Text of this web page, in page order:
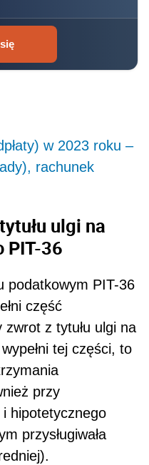
w 2023 roku –
rachunek
ulgi na
PIT-36
podatkowym PIT-36
część
zwrot z tytułu ulgi na
tej części, to
przy
hipotetycznego
przysługiwała